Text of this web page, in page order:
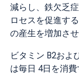
減らし、鉄欠乏
ロセスを促進す
の産生を増加さ
ビタミン B2およ
は毎日 4日を消費